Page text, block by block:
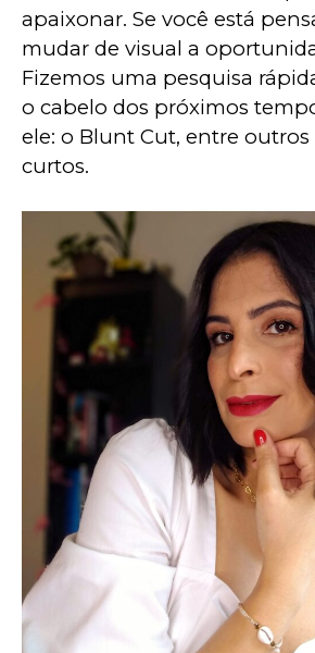
apaixonar. Se você está
mudar de visual a
Fizemos uma pesquisa
o cabelo dos próximos
ele: o Blunt Cut, entre outros
curtos.